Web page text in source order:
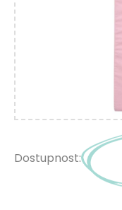
Dostupnost: